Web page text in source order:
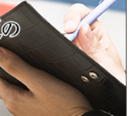
ータの通知・開示・訂
止の請求に応じます。
証、パスポート何れかの
委任状」（代理人による
社宛にお送り下さい。
相談窓口＞
町2丁目5-11（第一東経ビ